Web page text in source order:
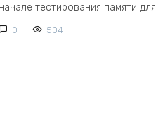
начале тестирования памяти для
0 504